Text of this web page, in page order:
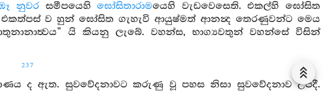
නුවරසමීපයෙහිඝෝසිතාරාමයෙහි වැඩවෙසෙති. එකල්හි ඝෝසිත
ව හුන් ඝෝසිත ගැහැවි ආයුෂ්මත් ආනන්‍ද තෙරණුවන්ට මෙය
යි කියනු ලැබේ. වහන්ස, භාග්‍යවතුන් වහන්සේ විසින්
237
ද ඇත. සුවවේදනාවට කරුණු වූ පහස නිසා සුවවේදනාව උපදී.